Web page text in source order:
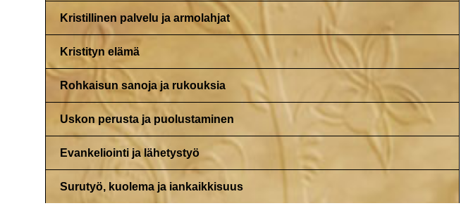
Kristillinen palvelu ja armolahjat
Kristityn elämä
Rohkaisun sanoja ja rukouksia
Uskon perusta ja puolustaminen
Evankeliointi ja lähetystyö
Surutyö, kuolema ja iankaikkisuus